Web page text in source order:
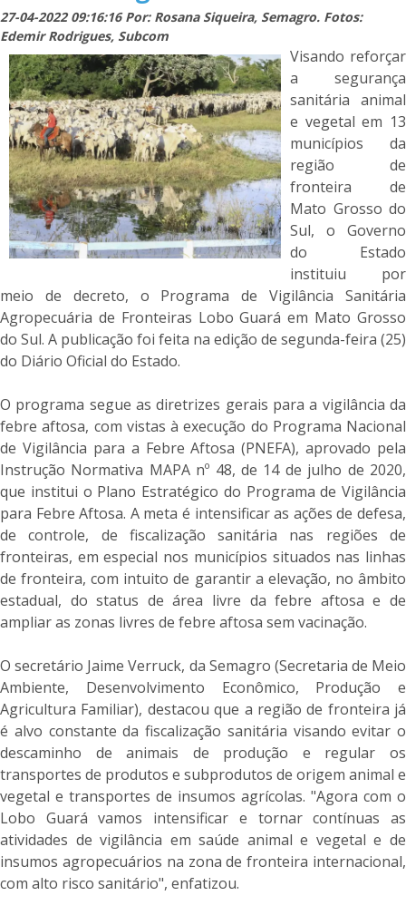
27-04-2022 09:16:16 Por: Rosana Siqueira, Semagro. Fotos:
Edemir Rodrigues, Subcom
Visando reforçar
a segurança
sanitária animal
e vegetal em 13
municípios da
região de
fronteira de
Mato Grosso do
Sul, o Governo
do Estado
instituiu por
meio de decreto, o Programa de Vigilância Sanitária
Agropecuária de Fronteiras Lobo Guará em Mato Grosso
do Sul. A publicação foi feita na edição de segunda-feira (25)
do Diário Oficial do Estado.
O programa segue as diretrizes gerais para a vigilância da
febre aftosa, com vistas à execução do Programa Nacional
de Vigilância para a Febre Aftosa (PNEFA), aprovado pela
Instrução Normativa MAPA nº 48, de 14 de julho de 2020,
que institui o Plano Estratégico do Programa de Vigilância
para Febre Aftosa. A meta é intensificar as ações de defesa,
de controle, de fiscalização sanitária nas regiões de
fronteiras, em especial nos municípios situados nas linhas
de fronteira, com intuito de garantir a elevação, no âmbito
estadual, do status de área livre da febre aftosa e de
ampliar as zonas livres de febre aftosa sem vacinação.
O secretário Jaime Verruck, da Semagro (Secretaria de Meio
Ambiente, Desenvolvimento Econômico, Produção e
Agricultura Familiar), destacou que a região de fronteira já
é alvo constante da fiscalização sanitária visando evitar o
descaminho de animais de produção e regular os
transportes de produtos e subprodutos de origem animal e
vegetal e transportes de insumos agrícolas. "Agora com o
Lobo Guará vamos intensificar e tornar contínuas as
atividades de vigilância em saúde animal e vegetal e de
insumos agropecuários na zona de fronteira internacional,
com alto risco sanitário", enfatizou.